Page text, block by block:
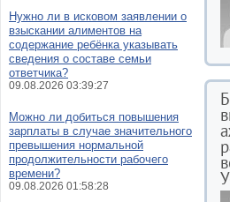
Нужно ли в исковом заявлении о
взыскании алиментов на
содержание ребёнка указывать
сведения о составе семьи
ответчика?
09.08.2026 03:39:27
Можно ли добиться повышения
зарплаты в случае значительного
превышения нормальной
продолжительности рабочего
времени?
09.08.2026 01:58:28